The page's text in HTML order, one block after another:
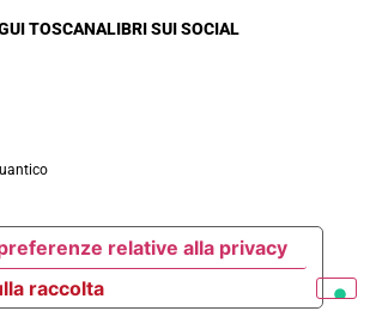
TOSCANALIBRI SUI SOCIAL
raccolta
relative alla privacy